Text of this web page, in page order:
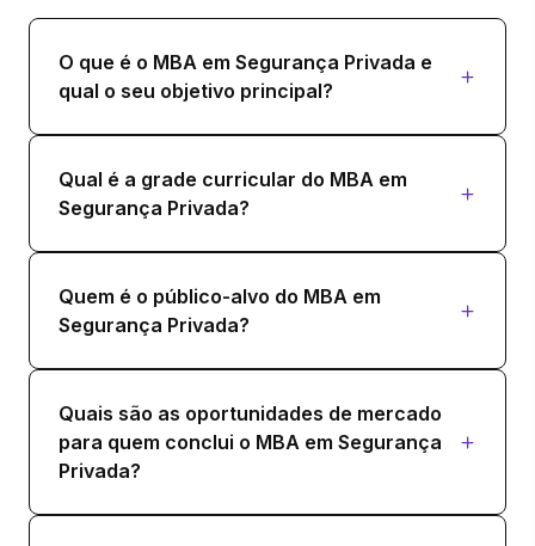
PROJETOS DE SEGURANÇA PRIVADA
SEGURANÇA FÍSICA DE INSTALAÇÕES
36 horas
O que é o MBA em Segurança Privada e
qual o seu objetivo principal?
Qual é a grade curricular do MBA em
Segurança Privada?
Quem é o público-alvo do MBA em
Segurança Privada?
Quais são as oportunidades de mercado
para quem conclui o MBA em Segurança
Privada?